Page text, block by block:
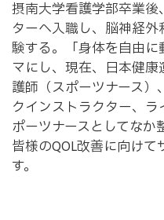
摂南大学看護学部卒業
ターへ入職し、脳神経
験する。「身体を自由
マにし、現在、日本健
護師（スポーツナース）
クインストラクター、
ポーツナースとしてなか
皆様のQOL改善に向け
す。